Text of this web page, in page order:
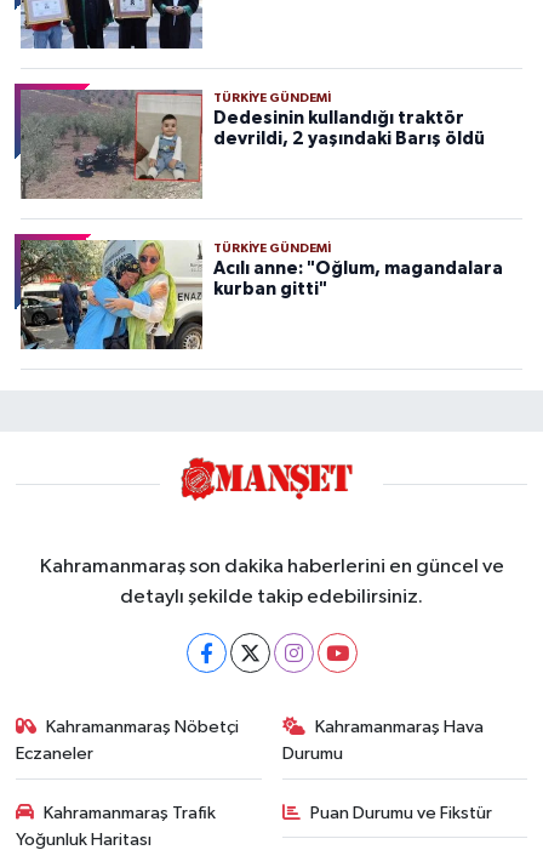
TÜRKIYE GÜNDEMI
Dedesinin kullandığı traktör
devrildi, 2 yaşındaki Barış öldü
TÜRKIYE GÜNDEMI
Acılı anne: "Oğlum, magandalara
kurban gitti"
Kahramanmaraş son dakika haberlerini en güncel ve
detaylı şekilde takip edebilirsiniz.
Kahramanmaraş Nöbetçi
Eczaneler
Kahramanmaraş Hava
Durumu
Kahramanmaraş Trafik
Yoğunluk Haritası
Puan Durumu ve Fikstür